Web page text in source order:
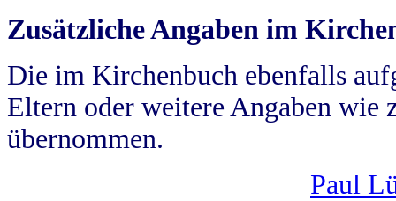
Zusätzliche Angaben im
Die im Kirchenbuch ebenfalls
Eltern oder weitere Angaben wie
übernommen.
Paul